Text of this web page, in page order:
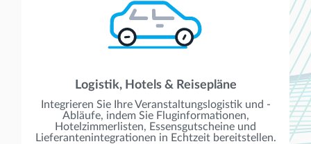
Logistik, Hotels & Reisepläne
Integrieren Sie Ihre Veranstaltungslogistik und -
Abläufe, indem Sie Fluginformationen,
Hotelzimmerlisten, Essensgutscheine und
Lieferantenintegrationen in Echtzeit bereitstellen.